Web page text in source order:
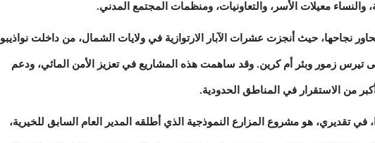
معيلات الأسر، والتعاونيات، ومنظمات المجتمع المدني.
نجاحها، حيث أنجزت عشرات الآبار الارتوازية في ولايات الشمال، من داخلت نواذيبو
تيرس زمور وبئر أم كرين. وقد ساهمت هذه المشاريع في تعزيز الأمن المائي، ودعم
من الاستقرار في المناطق الحدودية.
في تقديري، هو مشروع المزارع النموذجية الذي أطلقه المدير العام السابق للخيرية،